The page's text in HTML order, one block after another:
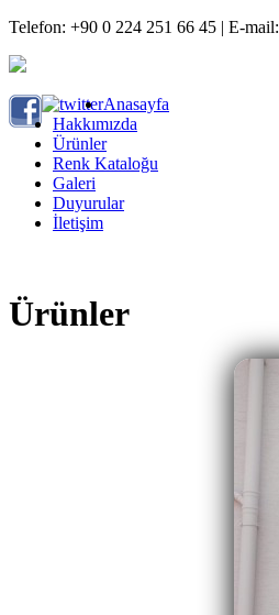
Telefon: +90 0 224 251 66 45 | E-mail:
Anasayfa
Hakkımızda
Ürünler
Renk Kataloğu
Galeri
Duyurular
İletişim
Ürünler